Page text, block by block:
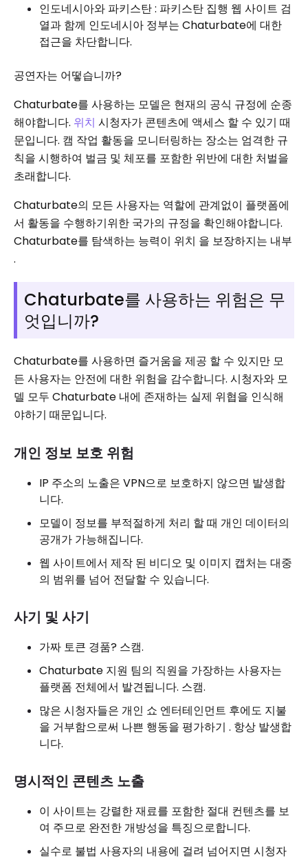
인도네시아와 파키스탄 : 파키스탄 집행 웹 사이트 검
열과 함께 인도네시아 정부는 Chaturbate에 대한
접근을 차단합니다.
공연자는 어떻습니까?
Chaturbate를 사용하는 모델은 현재의 공식 규정에 순종
해야합니다. 위치 시청자가 콘텐츠에 액세스 할 수 있기 때
문입니다. 캠 작업 활동을 모니터링하는 장소는 엄격한 규
칙을 시행하여 벌금 및 체포를 포함한 위반에 대한 처벌을
초래합니다.
Chaturbate의 모든 사용자는 역할에 관계없이 플랫폼에
서 활동을 수행하기위한 국가의 규정을 확인해야합니다.
Chaturbate를 탐색하는 능력이 위치 을 보장하지는 내부
.
Chaturbate를 사용하는 위험은 무
엇입니까?
Chaturbate를 사용하면 즐거움을 제공 할 수 있지만 모
든 사용자는 안전에 대한 위험을 감수합니다. 시청자와 모
델 모두 Chaturbate 내에 존재하는 실제 위협을 인식해
야하기 때문입니다.
개인 정보 보호 위험
IP 주소의 노출은 VPN으로 보호하지 않으면 발생합
니다.
모델이 정보를 부적절하게 처리 할 때 개인 데이터의
공개가 가능해집니다.
웹 사이트에서 제작 된 비디오 및 이미지 캡처는 대중
의 범위를 넘어 전달할 수 있습니다.
사기 및 사기
가짜 토큰 경품? 스캠.
Chaturbate 지원 팀의 직원을 가장하는 사용자는
플랫폼 전체에서 발견됩니다. 스캠.
많은 시청자들은 개인 쇼 엔터테인먼트 후에도 지불
을 거부함으로써 나쁜 행동을 평가하기 . 항상 발생합
니다.
명시적인 콘텐츠 노출
이 사이트는 강렬한 재료를 포함한 절대 컨텐츠를 보
여 주므로 완전한 개방성을 특징으로합니다.
실수로 불법 사용자의 내용에 걸려 넘어지면 시청자